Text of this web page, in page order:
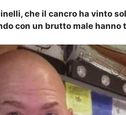
che il cancro ha vinto
con un brutto male hanno